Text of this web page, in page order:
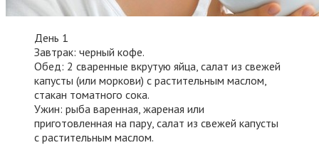
День 1
Завтрак: черный кофе.
Обед: 2 сваренные вкрутую яйца, салат из свежей
капусты (или моркови) с растительным маслом,
стакан томатного сока.
Ужин: рыба варенная, жареная или
приготовленная на пару, салат из свежей капусты
с растительным маслом.